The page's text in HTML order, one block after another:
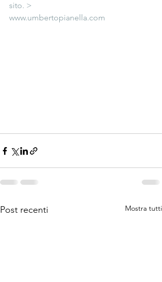
sito. >
www.umbertopianella.com
Post recenti Mostra tutti